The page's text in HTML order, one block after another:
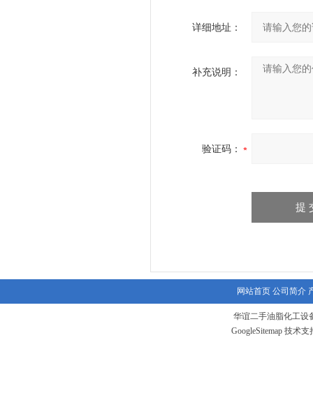
详细地址：
补充说明：
验证码：
网站首页 公司简介
华谊二手油脂化工设
GoogleSitemap 技术支